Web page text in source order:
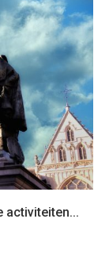
activiteiten...